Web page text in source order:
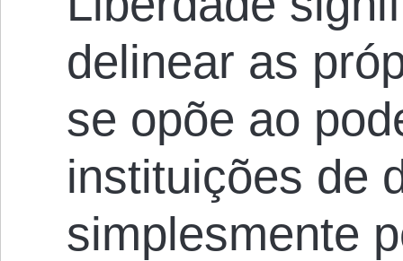
delinear as
se opõe ao
instituições de
simplesmente